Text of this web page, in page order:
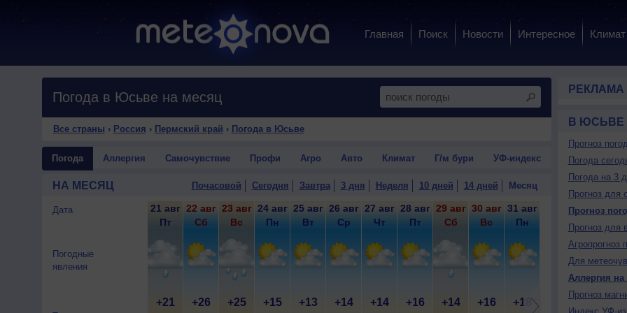
Главная Поиск Новости Интересное Климат
Погода в Юсьве на месяц
Все страны › Россия › Пермский край › Погода в Юсьве
Погода Аллергия Самочувствие Профи Агро Авто Климат Г/м бури УФ-индекс
НА МЕСЯЦ Почасовой Сегодня Завтра 3 дня Неделя 10 дней 14 дней Месяц
Дата
Погодные
явления
21 авг
Пт
+21
22 авг
Сб
+26
23 авг
Вс
+25
24 авг
Пн
+15
25 авг
Вт
+13
26 авг
Ср
+14
27 авг
Чт
+14
28 авг
Пт
+16
29 авг
Сб
+14
30 авг
Вс
+16
31 авг
Пн
+18
1 сен
2 сен
+23
3
РЕКЛАМА
В ЮСЬВЕ
Прогноз
Погода
Погода на 3
Прогноз для
Прогноз
Прогноз для
Агропрогноз
Для
Аллергия на
Прогноз